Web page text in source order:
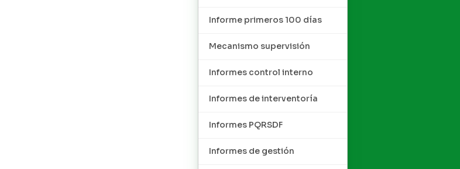
Informe primeros 100 días
Mecanismo supervisión
Informes control interno
Informes de interventoría
Informes PQRSDF
Informes de gestión